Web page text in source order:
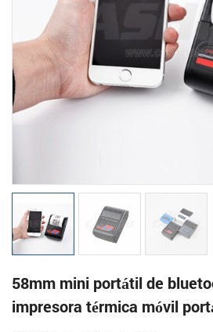
58mm mini portátil de
impresora térmica móvil